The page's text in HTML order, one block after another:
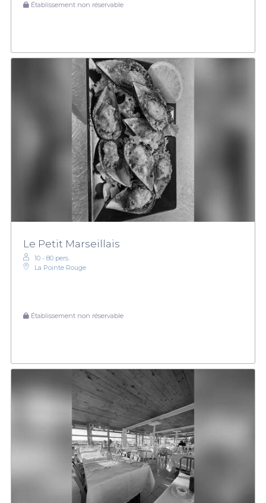
Établissement non réservable
Le Petit Marseillais
10 - 80 pers.
La Pointe Rouge
Établissement non réservable